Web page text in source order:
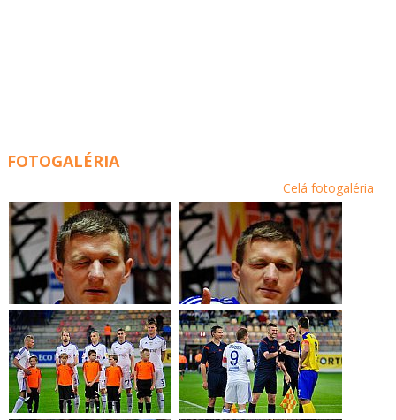
FOTOGALÉRIA
Celá fotogaléria